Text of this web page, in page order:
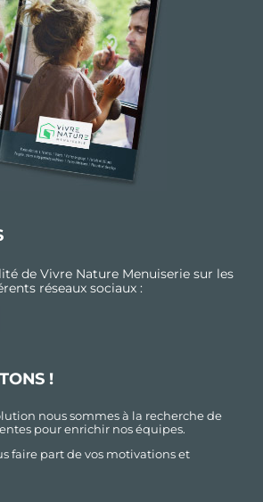
de Vivre Nature Menuiserie sur les
réseaux sociaux :
!
nous sommes à la recherche de
pour enrichir nos équipes.
faire part de vos motivations et